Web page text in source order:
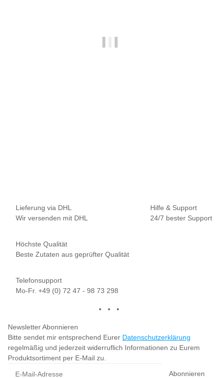
Lieferung via DHL
Wir versenden mit DHL
Hilfe & Support
24/7 bester Support
Höchste Qualität
Beste Zutaten aus geprüfter Qualität
Telefonsupport
Mo-Fr. +49 (0) 72 47 - 98 73 298
Newsletter Abonnieren
Bitte sendet mir entsprechend Eurer Datenschutzerklärung
regelmäßig und jederzeit widerruflich Informationen zu Eurem
Produktsortiment per E-Mail zu.
Abonnieren